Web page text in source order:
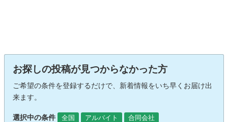
お探しの投稿が見つからなかった方
ご希望の条件を登録するだけで、新着情報をいち早くお届け出
来ます。
選択中の条件 全国 アルバイト 合同会社